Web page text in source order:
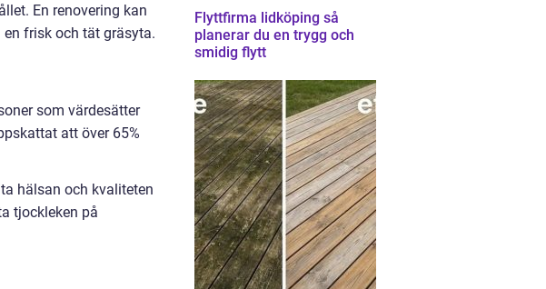
En renovering kan
frisk och tät gräsyta.
som värdesätter
att över 65%
hälsan och kvaliteten
tjockleken på
Flyttfirma lidköping så
planerar du en trygg och
smidig flytt